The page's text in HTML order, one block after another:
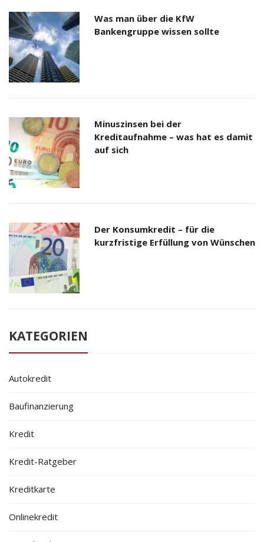
Was man über die KfW
Bankengruppe wissen sollte
Minuszinsen bei der
Kreditaufnahme – was hat es damit
auf sich
Der Konsumkredit – für die
kurzfristige Erfüllung von Wünschen
KATEGORIEN
Autokredit
Baufinanzierung
Kredit
Kredit-Ratgeber
Kreditkarte
Onlinekredit